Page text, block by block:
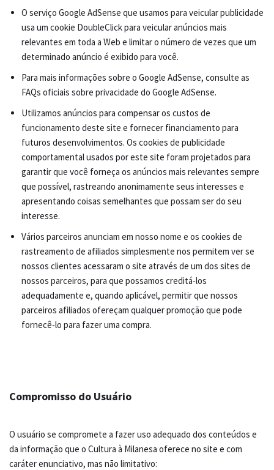
O serviço Google AdSense que usamos para veicular publicidade
usa um cookie DoubleClick para veicular anúncios mais
relevantes em toda a Web e limitar o número de vezes que um
determinado anúncio é exibido para você.
Para mais informações sobre o Google AdSense, consulte as
FAQs oficiais sobre privacidade do Google AdSense.
Utilizamos anúncios para compensar os custos de
funcionamento deste site e fornecer financiamento para
futuros desenvolvimentos. Os cookies de publicidade
comportamental usados ​​por este site foram projetados para
garantir que você forneça os anúncios mais relevantes sempre
que possível, rastreando anonimamente seus interesses e
apresentando coisas semelhantes que possam ser do seu
interesse.
Vários parceiros anunciam em nosso nome e os cookies de
rastreamento de afiliados simplesmente nos permitem ver se
nossos clientes acessaram o site através de um dos sites de
nossos parceiros, para que possamos creditá-los
adequadamente e, quando aplicável, permitir que nossos
parceiros afiliados ofereçam qualquer promoção que pode
fornecê-lo para fazer uma compra.
Compromisso do Usuário
O usuário se compromete a fazer uso adequado dos conteúdos e
da informação que o Cultura à Milanesa oferece no site e com
caráter enunciativo, mas não limitativo: